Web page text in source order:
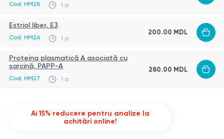
Cod: HM28 1 zi
Estriol liber, E3
Cod: HM26 1 zi
200.00 MDL
Proteina plasmatică А asociată cu
sarcină, PAPP-A
Cod: HM27 1 zi
280.00 MDL
Ai 15% reducere pentru analize la
achitări online!